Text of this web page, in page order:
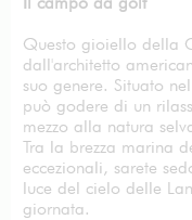
Questo gioiello della
dall'architetto
suo genere. Situato
può godere di un
mezzo alla natura
Tra la brezza marina
eccezionali, sarete
luce del cielo delle
giornata.